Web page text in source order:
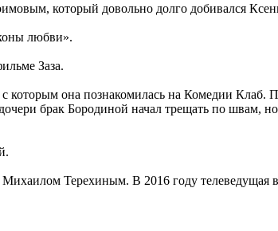
который довольно долго добивался
любви».
Заза.
которым она познакомилась на Комедии
брак Бородиной начал трещать по швам,
Терехиным. В 2016 году